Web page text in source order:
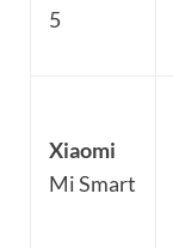
5
Xiaomi
Mi Smart